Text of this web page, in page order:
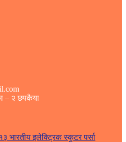
– २ छपकैया
भारतीय इलेक्ट्रिक स्कुटर पर्सा